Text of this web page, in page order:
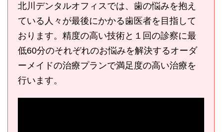
北川デンタルオフィスでは、歯の悩みを抱え
ている人々が最後にかかる歯医者を目指して
おります。精度の高い技術と１回の診察に最
低60分のそれぞれのお悩みを解決するオーダ
ーメイドの治療プランで満足度の高い治療を
行います。